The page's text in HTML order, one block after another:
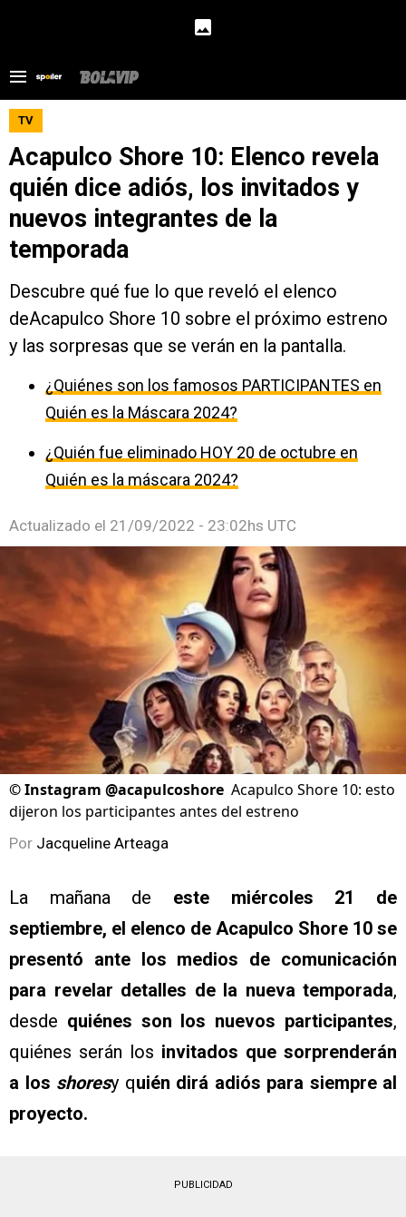
TV
Acapulco Shore 10: Elenco revela
quién dice adiós, los invitados y
nuevos integrantes de la
temporada
Descubre qué fue lo que reveló el elenco
deAcapulco Shore 10 sobre el próximo estreno
y las sorpresas que se verán en la pantalla.
¿Quiénes son los famosos PARTICIPANTES en
Quién es la Máscara 2024?
¿Quién fue eliminado HOY 20 de octubre en
Quién es la máscara 2024?
Actualizado el 21/09/2022 - 23:02hs UTC
©Instagram @acapulcoshore Acapulco Shore 10: esto
dijeron los participantes antes del estreno
Por Jacqueline Arteaga
La mañana de este miércoles 21 de
septiembre, el elenco de Acapulco Shore 10 se
presentó ante los medios de comunicación
para revelar detalles de la nueva temporada,
desde quiénes son los nuevos participantes,
quiénes serán los invitados que sorprenderán
a los shoresy quién dirá adiós para siempre al
proyecto.
PUBLICIDAD